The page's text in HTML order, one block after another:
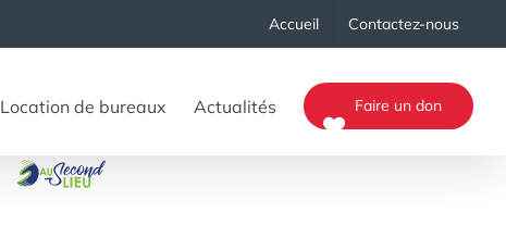
Accueil Contactez-nous
Location de bureaux Actualités Faire un don